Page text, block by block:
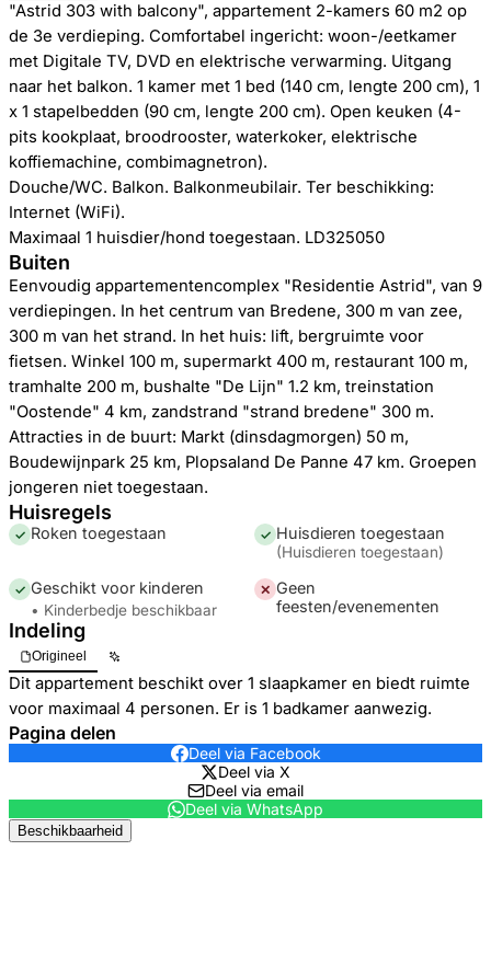
"Astrid 303 with balcony", appartement 2-kamers 60 m2 op
de 3e verdieping. Comfortabel ingericht: woon-/eetkamer
met Digitale TV, DVD en elektrische verwarming. Uitgang
naar het balkon. 1 kamer met 1 bed (140 cm, lengte 200 cm), 1
x 1 stapelbedden (90 cm, lengte 200 cm). Open keuken (4-
pits kookplaat, broodrooster, waterkoker, elektrische
koffiemachine, combimagnetron).
Douche/WC. Balkon. Balkonmeubilair. Ter beschikking:
Internet (WiFi).
Maximaal 1 huisdier/hond toegestaan. LD325050
Buiten
Eenvoudig appartementencomplex "Residentie Astrid", van 9
verdiepingen. In het centrum van Bredene, 300 m van zee,
300 m van het strand. In het huis: lift, bergruimte voor
fietsen. Winkel 100 m, supermarkt 400 m, restaurant 100 m,
tramhalte 200 m, bushalte "De Lijn" 1.2 km, treinstation
"Oostende" 4 km, zandstrand "strand bredene" 300 m.
Attracties in de buurt: Markt (dinsdagmorgen) 50 m,
Boudewijnpark 25 km, Plopsaland De Panne 47 km. Groepen
jongeren niet toegestaan.
Huisregels
✓ Roken toegestaan ✓ Huisdieren toegestaan
(Huisdieren toegestaan)
✓ Geschikt voor kinderen
• Kinderbedje beschikbaar
✕ Geen
feesten/evenementen
Indeling
Origineel
Dit appartement beschikt over 1 slaapkamer en biedt ruimte
voor maximaal 4 personen. Er is 1 badkamer aanwezig.
Pagina delen
Deel via Facebook
Deel via X
Deel via email
Deel via WhatsApp
Beschikbaarheid